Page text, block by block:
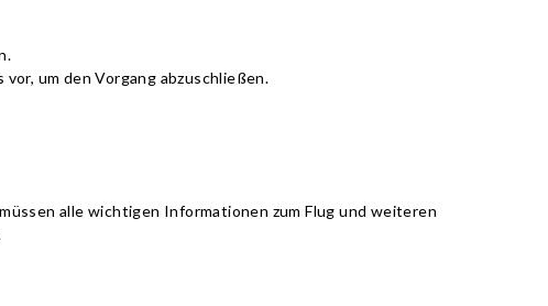
um den Vorgang abzuschließen.
alle wichtigen Informationen zum Flug und weiteren